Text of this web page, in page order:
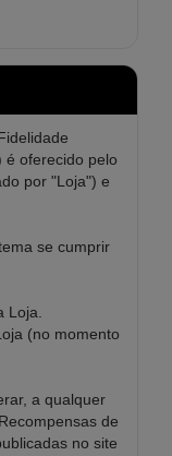
é oferecido pelo
por "Loja") e
se cumprir
Loja.
(no momento
a qualquer
de
no site